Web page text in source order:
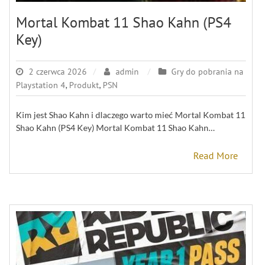
Mortal Kombat 11 Shao Kahn (PS4
Key)
2 czerwca 2026 admin
Gry do pobrania na
Playstation 4, Produkt, PSN
Kim jest Shao Kahn i dlaczego warto mieć Mortal Kombat 11
Shao Kahn (PS4 Key) Mortal Kombat 11 Shao Kahn…
Read More